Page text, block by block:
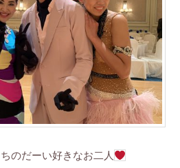
のだーい好きなお二人